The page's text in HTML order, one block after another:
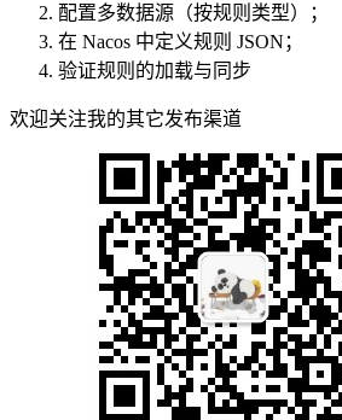
配置多数据源（按规则类型）；
在 Nacos 中定义规则 JSON；
验证规则的加载与同步
欢迎关注我的其它发布渠道